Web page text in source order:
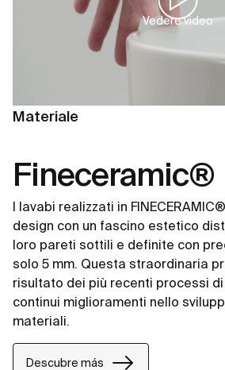
Vedere video
Materiale
Fineceramic®
I lavabi realizzati in
design con un fascino estetico
loro pareti sottili e definite con
solo 5 mm. Questa straordinaria
risultato dei più recenti processi
continui miglioramenti nello
materiali.
Descubre más